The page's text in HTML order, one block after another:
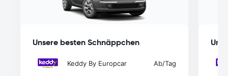
Unsere besten Schnäppchen
Keddy By Europcar Ab/Tag